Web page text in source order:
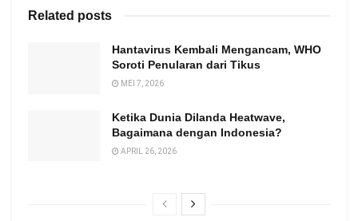
Related posts
Hantavirus Kembali Mengancam, WHO
Soroti Penularan dari Tikus
MEI 7, 2026
Ketika Dunia Dilanda Heatwave,
Bagaimana dengan Indonesia?
APRIL 26, 2026